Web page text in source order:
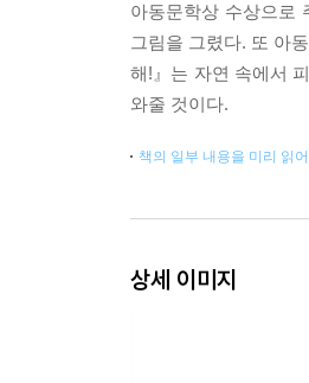
아동문학상 수상으로
그림을 그렸다. 또 아
해!』는 자연 속에서
와줄 것이다.
책의 일부 내용을 미리 읽
상세 이미지